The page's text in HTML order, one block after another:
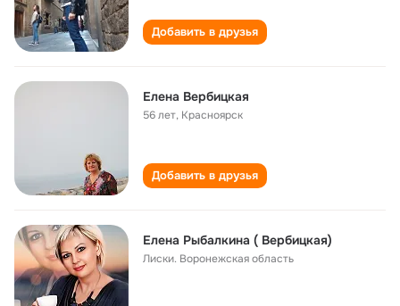
Добавить в друзья
Елена Вербицкая
56 лет, Красноярск
Добавить в друзья
Елена Рыбалкина ( Вербицкая)
Лиски. Воронежская область